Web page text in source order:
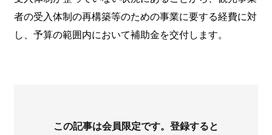
者の受入体制の再構築等のための事業に要する経費に対
し、予算の範囲内において補助金を交付します。
この記事は会員限定です。登録すると